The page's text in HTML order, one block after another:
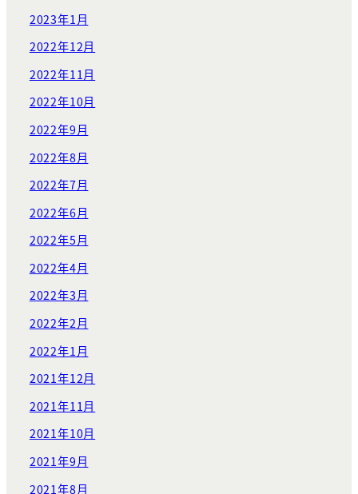
2023年1月
2022年12月
2022年11月
2022年10月
2022年9月
2022年8月
2022年7月
2022年6月
2022年5月
2022年4月
2022年3月
2022年2月
2022年1月
2021年12月
2021年11月
2021年10月
2021年9月
2021年8月